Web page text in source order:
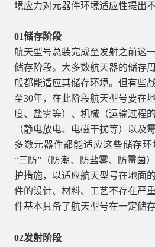
境应力对元器件环境适应性提出不
01储存阶段
航天型号总装完成至发射之前这
储存阶段。大多数航天器的储存
般都能适应其储存环境。但有些
至30年，在此阶段航天型号要在
度、盐雾等）、机械（运输过程
（静电放电、电磁干扰等）以及
多数元器件都能适应这些储存
“三防”（防潮、防盐雾、防霉菌
护措施，以适应航天型号在地面
件的设计、材料、工艺不存在严
件基本具备了航天型号在一定储
02发射阶段